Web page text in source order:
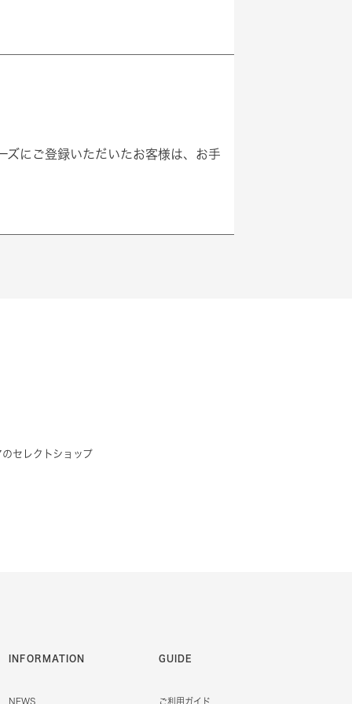
にご登録いただいたお客様は、お手
セレクトショップ
INFORMATION
NEWS
GUIDE
ご利用ガイド